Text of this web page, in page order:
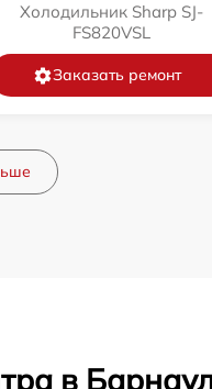
Холодильник Sharp SJ-
FS820VSL
Заказать ремонт
в